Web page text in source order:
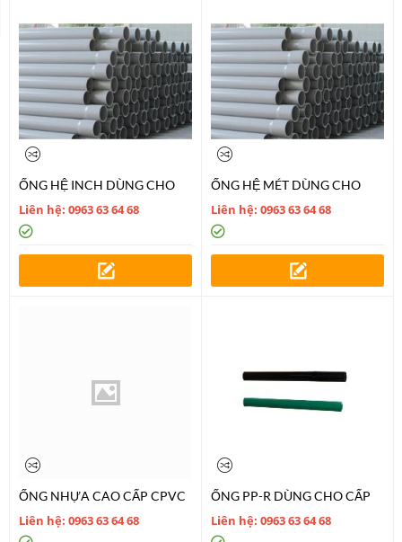
ỐNG HỆ INCH DÙNG CHO
Liên hệ: 0963 63 64 68
ỐNG HỆ MÉT DÙNG CHO
Liên hệ: 0963 63 64 68
ỐNG NHỰA CAO CẤP CPVC
Liên hệ: 0963 63 64 68
ỐNG PP-R DÙNG CHO CẤP
Liên hệ: 0963 63 64 68